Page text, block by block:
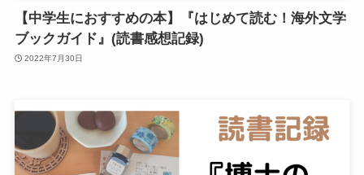
【中学生におすすめの本】『はじめて読む！海外文学
ブックガイド』(読書感想記録)
2022年7月30日